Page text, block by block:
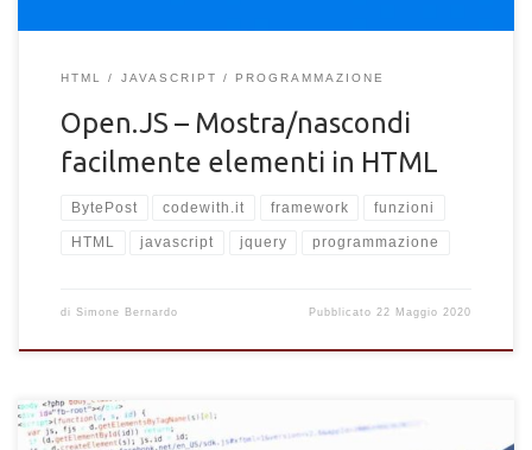
HTML JAVASCRIPT PROGRAMMAZIONE
Open.JS – Mostra/nascondi
facilmente elementi in HTML
BytePost codewith.it framework funzioni
HTML javascript jquery programmazione
di Simone Bernardo Pubblicato22 Maggio 2020